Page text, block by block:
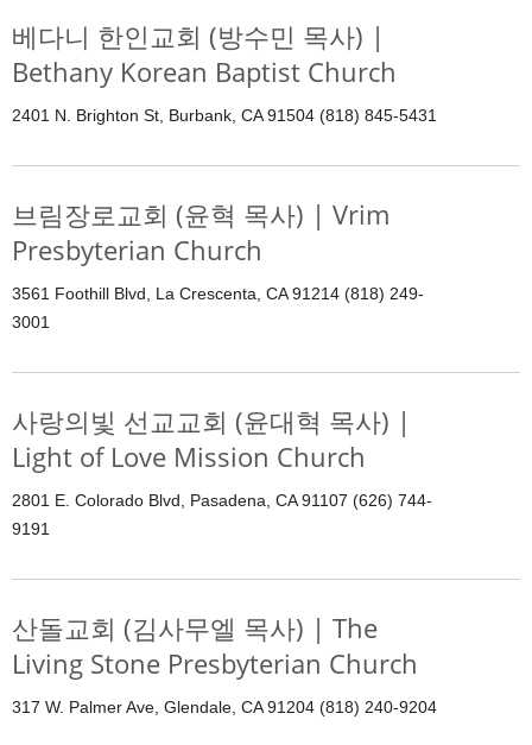
베다니 한인교회 (방수민 목사) |
Bethany Korean Baptist Church
2401 N. Brighton St, Burbank, CA 91504 (818) 845-5431
브림장로교회 (윤혁 목사) | Vrim
Presbyterian Church
3561 Foothill Blvd, La Crescenta, CA 91214 (818) 249-
3001
사랑의빛 선교교회 (윤대혁 목사) |
Light of Love Mission Church
2801 E. Colorado Blvd, Pasadena, CA 91107 (626) 744-
9191
산돌교회 (김사무엘 목사) | The
Living Stone Presbyterian Church
317 W. Palmer Ave, Glendale, CA 91204 (818) 240-9204